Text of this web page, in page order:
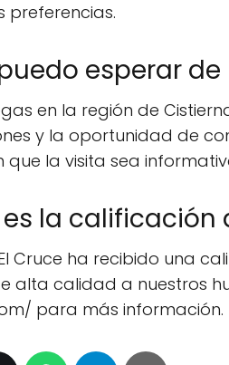
preferencias.
esperar
en la región de
y la oportunidad de
que la visita sea
la calificación
Cruce ha recibido una
alta calidad a nuestros
para más información.